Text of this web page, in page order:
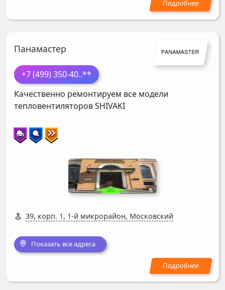
Панамастер
+7 (499) 350-40..**
Качественно ремонтируем все модели
тепловентиляторовSHIVAKI
39, корп. 1, 1-й микрорайон, Московский
Показать все адреса